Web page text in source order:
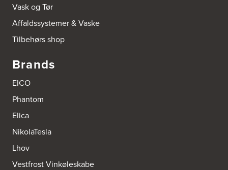
Vask og Tør
Affaldssystemer & Vaske
Tilbehørs shop
Brands
EICO
Phantom
Elica
NikolaTesla
Lhov
Vestfrost Vinkøleskabe